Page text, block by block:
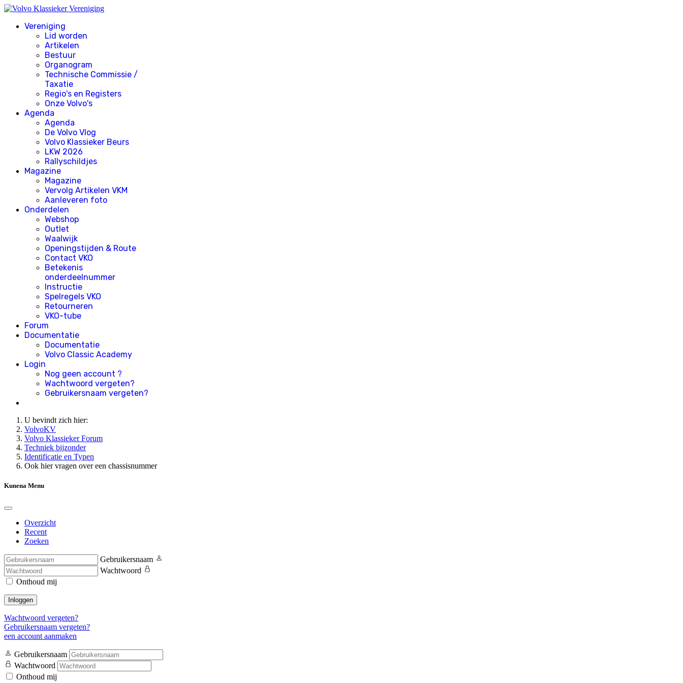
Vereniging
Lid worden
Artikelen
Bestuur
Organogram
Technische Commissie /
Taxatie
Regio's en Registers
Onze Volvo's
Agenda
Agenda
De Volvo Vlog
Volvo Klassieker Beurs
LKW 2026
Rallyschildjes
Magazine
Magazine
Vervolg Artikelen VKM
Aanleveren foto
Onderdelen
Webshop
Outlet
Waalwijk
Openingstijden & Route
Contact VKO
Betekenis
onderdeelnummer
Instructie
Spelregels VKO
Retourneren
VKO-tube
Forum
Documentatie
Documentatie
Volvo Classic Academy
Login
Nog geen account ?
Wachtwoord vergeten?
Gebruikersnaam vergeten?
U bevindt zich hier:
VolvoKV
Volvo Klassieker Forum
Techniek bijzonder
Identificatie en Typen
Ook hier vragen over een chassisnummer
Kunena Menu
Overzicht
Recent
Zoeken
Gebruikersnaam
Wachtwoord
Onthoud mij
Inloggen
Wachtwoord vergeten?
Gebruikersnaam vergeten?
een account aanmaken
Gebruikersnaam
Wachtwoord
Onthoud mij